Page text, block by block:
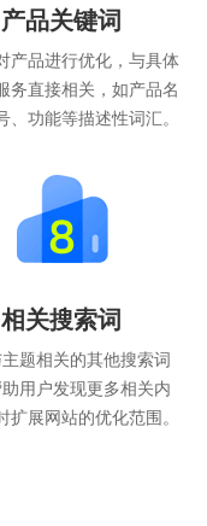
产品关键词
产品进行优化，与具体
务直接相关，如产品名
、功能等描述性词汇。
相关搜索词
题相关的其他搜索词
用户发现更多相关内
扩展网站的优化范围。